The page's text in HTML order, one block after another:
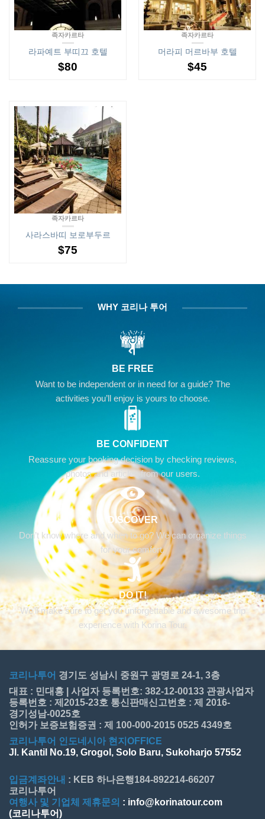
족자카르타
라파예트 부띠끄 호텔
$80
족자카르타
머라피 머르바부 호텔
$45
족자카르타
사라스바띠 보로부두르
$75
WHY 코리나 투어
BE FREE
Want to be independent or in need for a guide? The
activities you’ll enjoy is yours to choose.
BE CONFIDENT
Reassure your booking decision by checking reviews,
photos and articles from our users.
DISCOVER
Don’t know where and when to go? We can organize things
for your comfort.
DO IT!
We’ll make sure to get you unforgettable and awesome trip
experience with Korina Tour.
코리나투어 경기도 성남시 중원구 광명로 24-1, 3층
대표 : 민대홍 | 사업자 등록번호: 382-12-00133 관광사업자
등록번호 : 제2015-23호 통신판매신고번호 : 제 2016-
경기성남-0025호
인허가 보증보험증권 : 제 100-000-2015 0525 4349호
코리나투어 인도네시아 현지OFFICE
Jl. Kantil No.19, Grogol, Solo Baru, Sukoharjo 57552
입금계좌안내 : KEB 하나은행184-892214-66207
코리나투어
여행사 및 기업체 제휴문의 : info@korinatour.com
(코리나투어)